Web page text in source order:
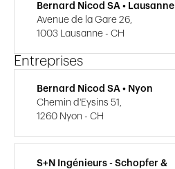
Bernard Nicod SA • Lausanne
Avenue de la Gare 26,
1003 Lausanne - CH
Entreprises
Bernard Nicod SA • Nyon
Chemin d'Eysins 51,
1260 Nyon - CH
S+N Ingénieurs - Schopfer &